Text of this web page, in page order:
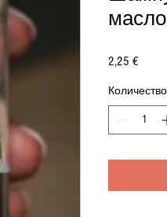
2,25 €Цена
Количество